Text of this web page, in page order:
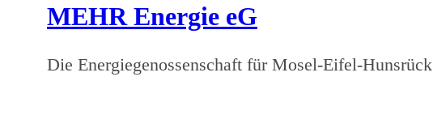
MEHR Energie eG
Die Energiegenossenschaft für Mosel-Eifel-Hunsrück